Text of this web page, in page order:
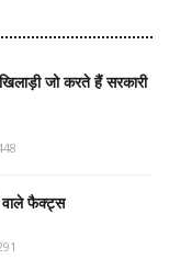
जो करते हैं सरकारी
वाले फैक्ट्स